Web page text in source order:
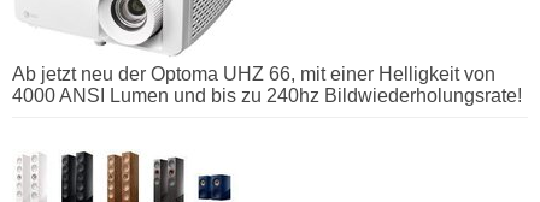
Ab jetzt neu der Optoma UHZ 66, mit einer Helligkeit von
4000 ANSI Lumen und bis zu 240hz Bildwiederholungsrate!